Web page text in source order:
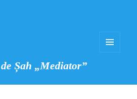
Șah „Mediator”